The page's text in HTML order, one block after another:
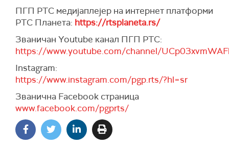
ПГП РТС медијаплејер на интернет платформи
РТС Планета: https://rtsplaneta.rs/
Званичан Youtube канал ПГП РТС:
https://www.youtube.com/channel/
Instagram:
https://www.instagram.com/pgp.rts/?hl=sr
Званична Facebook страница
www.facebook.com/pgprts/